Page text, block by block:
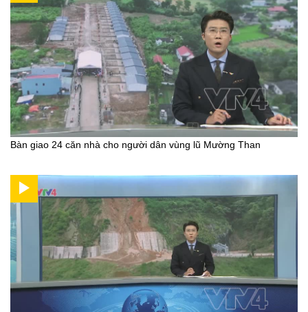
Bàn giao 24 căn nhà cho người dân vùng lũ Mường Than